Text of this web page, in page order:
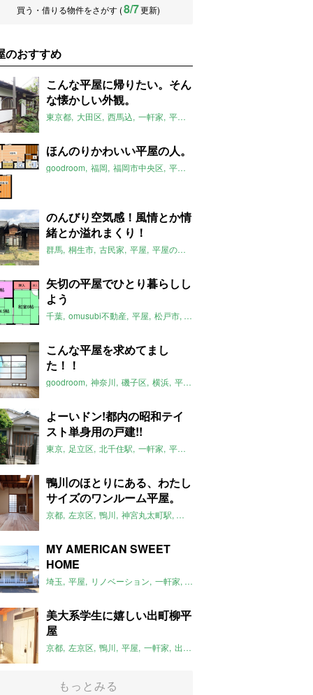
買う・借りる物件をさがす (8/7更新)
のおすすめ
こんな平屋に帰りたい。そん
な懐かしい外観。
東京都 大田区 西馬込 一軒家 平屋
ほんのりかわいい平屋の人。
goodroom 福岡 福岡市中央区 平屋
のんびり空気感！風情とか情
緒とか溢れまくり！
群馬 桐生市 古民家 平屋 平屋のおすすめ
矢切の平屋でひとり暮らしし
よう
千葉 omusubi不動産 平屋 松戸市 平屋のおすすめ
こんな平屋を求めてまし
た！！
goodroom 神奈川 磯子区 横浜 平屋
よーいドン!都内の昭和テイ
スト単身用の戸建!!
東京 足立区 北千住駅 一軒家 平屋
鴨川のほとりにある、わたし
サイズのワンルーム平屋。
京都 左京区 鴨川 神宮丸太町駅 リノベーション
MY AMERICAN SWEET
HOME
埼玉 平屋 リノベーション 一軒家 米軍ハウス
美大系学生に嬉しい出町柳平
屋
京都 左京区 鴨川 平屋 一軒家 出町柳駅
もっとみる